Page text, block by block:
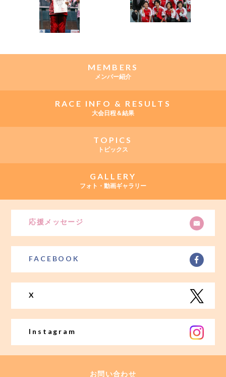
MEMBERS
メンバー紹介
RACE INFO & RESULTS
大会日程＆結果
TOPICS
トピックス
GALLERY
フォト・動画ギャラリー
応援メッセージ
FACEBOOK
X
Instagram
お問い合わせ